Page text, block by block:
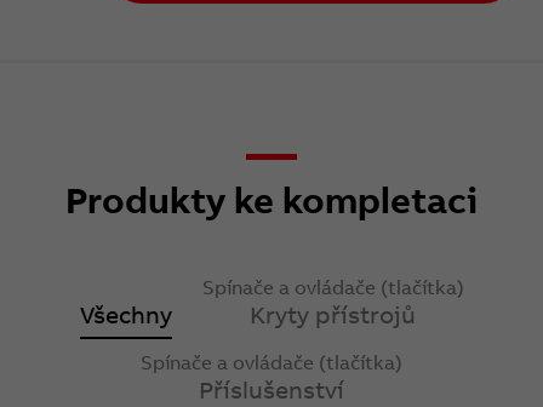
Produkty ke kompletaci
Všechny
Spínače a ovládače (tlačítka)
Kryty přístrojů
Spínače a ovládače (tlačítka)
Příslušenství